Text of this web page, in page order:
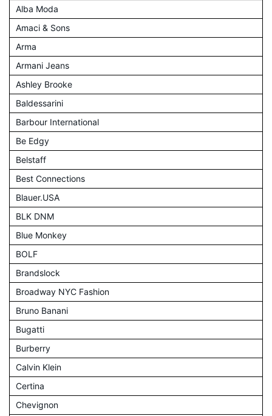
Alba Moda
Amaci & Sons
Arma
Armani Jeans
Ashley Brooke
Baldessarini
Barbour International
Be Edgy
Belstaff
Best Connections
Blauer.USA
BLK DNM
Blue Monkey
BOLF
Brandslock
Broadway NYC Fashion
Bruno Banani
Bugatti
Burberry
Calvin Klein
Certina
Chevignon